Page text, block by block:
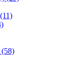
(11)
(58)